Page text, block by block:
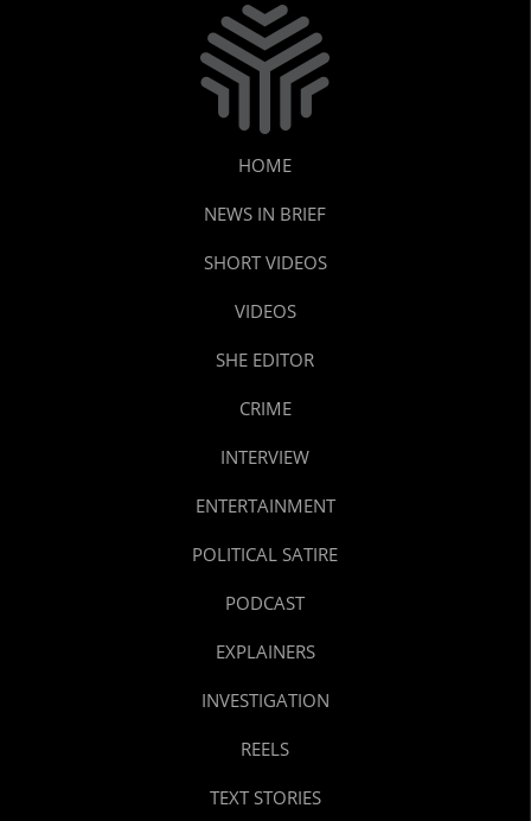
HOME
NEWS IN BRIEF
SHORT VIDEOS
VIDEOS
SHE EDITOR
CRIME
INTERVIEW
ENTERTAINMENT
POLITICAL SATIRE
PODCAST
EXPLAINERS
INVESTIGATION
REELS
TEXT STORIES